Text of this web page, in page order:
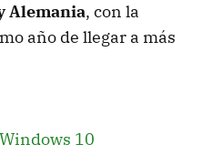
Alemania, con la
año de llegar a más
10